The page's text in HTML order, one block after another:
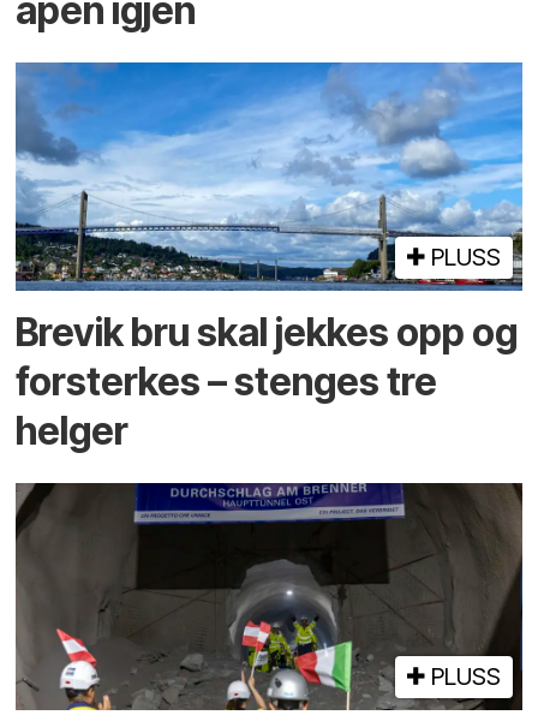
åpen igjen
PLUSS
Brevik bru skal jekkes opp og
forsterkes – stenges tre
helger
PLUSS